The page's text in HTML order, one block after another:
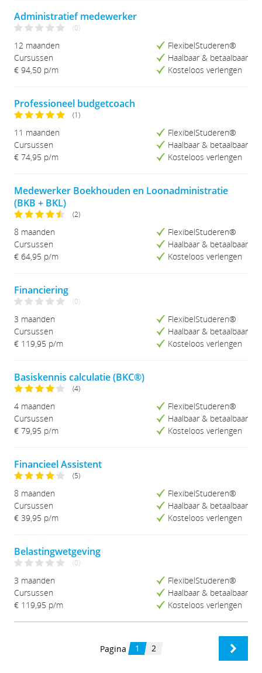
Administratief medewerker
(0)
12 maanden
Cursussen
€ 94,50 p/m
FlexibelStuderen®
Haalbaar & betaalbaar
Kosteloos verlengen
Professioneel budgetcoach
(1)
11 maanden
Cursussen
€ 74,95 p/m
FlexibelStuderen®
Haalbaar & betaalbaar
Kosteloos verlengen
Medewerker Boekhouden en Loonadministratie
(BKB + BKL)
(2)
8 maanden
Cursussen
€ 64,95 p/m
FlexibelStuderen®
Haalbaar & betaalbaar
Kosteloos verlengen
Financiering
(0)
3 maanden
Cursussen
€ 119,95 p/m
FlexibelStuderen®
Haalbaar & betaalbaar
Kosteloos verlengen
Basiskennis calculatie (BKC®)
(4)
4 maanden
Cursussen
€ 79,95 p/m
FlexibelStuderen®
Haalbaar & betaalbaar
Kosteloos verlengen
Financieel Assistent
(5)
8 maanden
Cursussen
€ 39,95 p/m
FlexibelStuderen®
Haalbaar & betaalbaar
Kosteloos verlengen
Belastingwetgeving
(0)
3 maanden
Cursussen
€ 119,95 p/m
FlexibelStuderen®
Haalbaar & betaalbaar
Kosteloos verlengen
Pagina 1 2